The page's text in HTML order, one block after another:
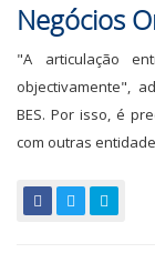
Negócios
"A articulação
objectivamente",
BES. Por isso, é
com outras